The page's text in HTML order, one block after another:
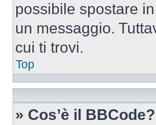
possibile spostare
un messaggio.
cui ti trovi.
Top
» Cos’è il BBCode?